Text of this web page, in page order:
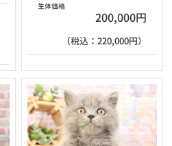
生体価格
200,000円
（税込：220,000円）